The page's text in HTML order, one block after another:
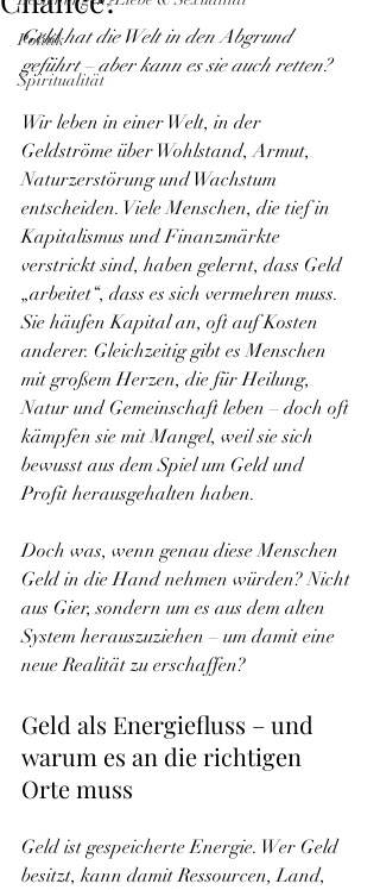
Politik
Spiritualität
Geld hat die Welt in den Abgrund
geführt – aber kann es sie auch retten?
Wir leben in einer Welt, in der
Geldströme über Wohlstand, Armut,
Naturzerstörung und Wachstum
entscheiden. Viele Menschen, die tief in
Kapitalismus und Finanzmärkte
verstrickt sind, haben gelernt, dass Geld
„arbeitet“, dass es sich vermehren muss.
Sie häufen Kapital an, oft auf Kosten
anderer. Gleichzeitig gibt es Menschen
mit großem Herzen, die für Heilung,
Natur und Gemeinschaft leben – doch oft
kämpfen sie mit Mangel, weil sie sich
bewusst aus dem Spiel um Geld und
Profit herausgehalten haben.
Doch was, wenn genau diese Menschen
Geld in die Hand nehmen würden? Nicht
aus Gier, sondern um es aus dem alten
System herauszuziehen – um damit eine
neue Realität zu erschaffen?
Geld als Energiefluss – und
warum es an die richtigen
Orte muss
Geld ist gespeicherte Energie. Wer Geld
besitzt, kann damit Ressourcen, Land,